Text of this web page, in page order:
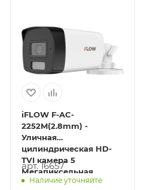
iFLOW F-AC-
2252M(2.8mm) -
Уличная
цилиндрическая HD-
TVI камера 5
Мегапиксельная
арт. 16657
Наличие уточняйте